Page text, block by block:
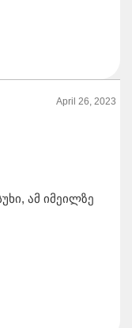
April 26, 2023
ამ იმეილზე